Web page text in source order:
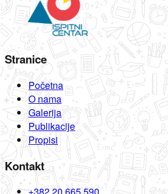
Stranice
Početna
O nama
Galerija
Publikacije
Propisi
Kontakt